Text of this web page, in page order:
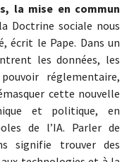
la mise en commun
Doctrine sociale nous
écrit le Pape. Dans un
les données, les
réglementaire,
cette nouvelle
et politique, en
de l’IA. Parler de
signifie trouver des